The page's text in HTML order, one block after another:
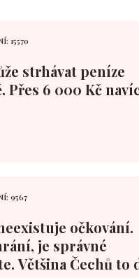
15570
strhávat peníze
Přes 6 000 Kč
9567
očkování.
je správné
Většina Čechů to